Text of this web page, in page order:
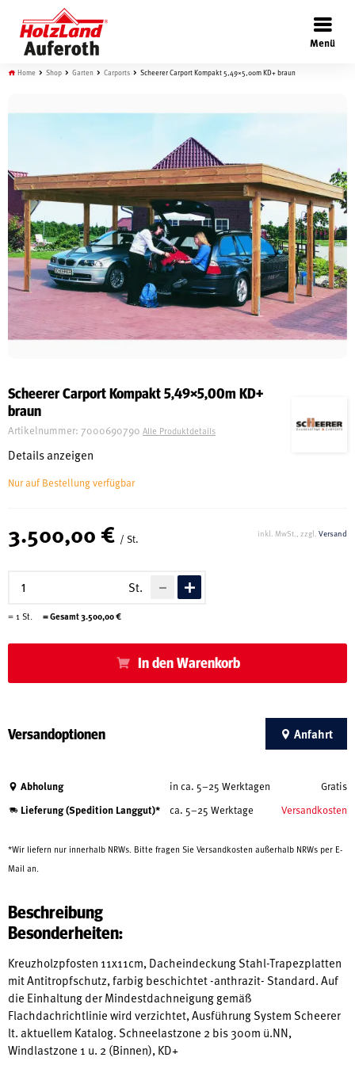
Menü
×
Türen
Wand
Garten
Shop
Ausstellung
Kontakt & Anfahrt
Über uns
Home Shop Garten Carports Scheerer Carport Kompakt 5,49×5,00m KD+ braun
Scheerer Carport Kompakt 5,49×5,00m KD+
braun
Artikelnummer: 7000690790 Alle Produktdetails
Details anzeigen
Nur auf Bestellung verfügbar
3.500,00 € / St. inkl. MwSt., zzgl. Versand
St.
= 1 St. = Gesamt3.500,00€
In den Warenkorb
Versandoptionen Anfahrt
Abholung in ca. 5–25 Werktagen Gratis
Lieferung (Spedition Langgut)* ca. 5–25 Werktage Versandkosten
*Wir liefern nur innerhalb NRWs. Bitte fragen Sie Versandkosten außerhalb NRWs per E-
Mail an.
Beschreibung
Besonderheiten:
Kreuzholzpfosten 11x11cm, Dacheindeckung Stahl-Trapezplatten
mit Antitropfschutz, farbig beschichtet -anthrazit- Standard. Auf
die Einhaltung der Mindestdachneigung gemäß
Flachdachrichtlinie wird verzichtet, Ausführung System Scheerer
lt. aktuellem Katalog. Schneelastzone 2 bis 300m ü.NN,
Windlastzone 1 u. 2 (Binnen), KD+